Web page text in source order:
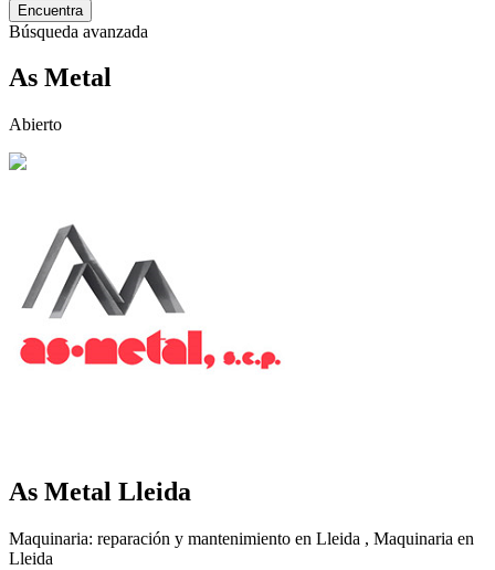
Encuentra
Búsqueda avanzada
As Metal
Abierto
As Metal Lleida
Maquinaria: reparación y mantenimiento en Lleida , Maquinaria en
Lleida